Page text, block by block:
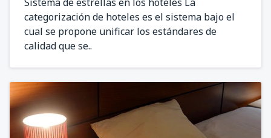
categorización de hoteles es el sistema bajo el
cual se propone unificar los estándares de
calidad que se..